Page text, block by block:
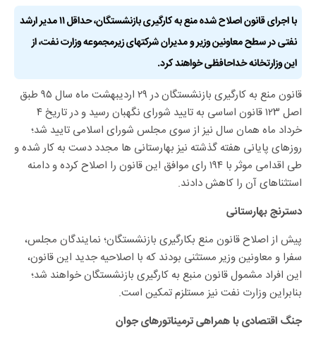
با اجرای قانون اصلاح شده منع به کارگیری بازنشستگان، حداقل ۱۱ مدیر ارشد
نفتی در سطح معاونین وزیر و مدیران شرکتهای زیرمجموعه وزارت نفت، از
این وزارتخانه خداحافظی خواهند کرد.
قانون منع به کارگیری بازنشستگان در ۲۹ اردیبهشت ماه سال ۹۵ طبق
اصل ۱۲۳ قانون اساسی به تایید شورای نگهبان رسید و در تاریخ ۴
خرداد ماه همان سال نیز از سوی مجلس شورای اسلامی تایید شد؛
روزهای پایانی هفته گذشته نیز بهارستانی ها مجدد دست به کار شده و
طی اقدامی موثر با ۱۹۴ رای موافق این قانون را اصلاح کرده و دامنه
استثناهای آن را کاهش دادند.
دسترنج بهارستانی
پیش از اصلاح قانون منع بکارگیری بازنشستگان؛ نمایندگان مجلس،
سفرا و معاونین وزیر مستثنی بودند که با اصلاحیه جدید این قانون،
این افراد مشمول قانون منبع به کارگیری بازنشستگان خواهند شد؛
بنابراین وزارت نفت نیز مستلزم تمکین است.
جنگ اقتصادی با همراهی ترمیناتورهای جوان